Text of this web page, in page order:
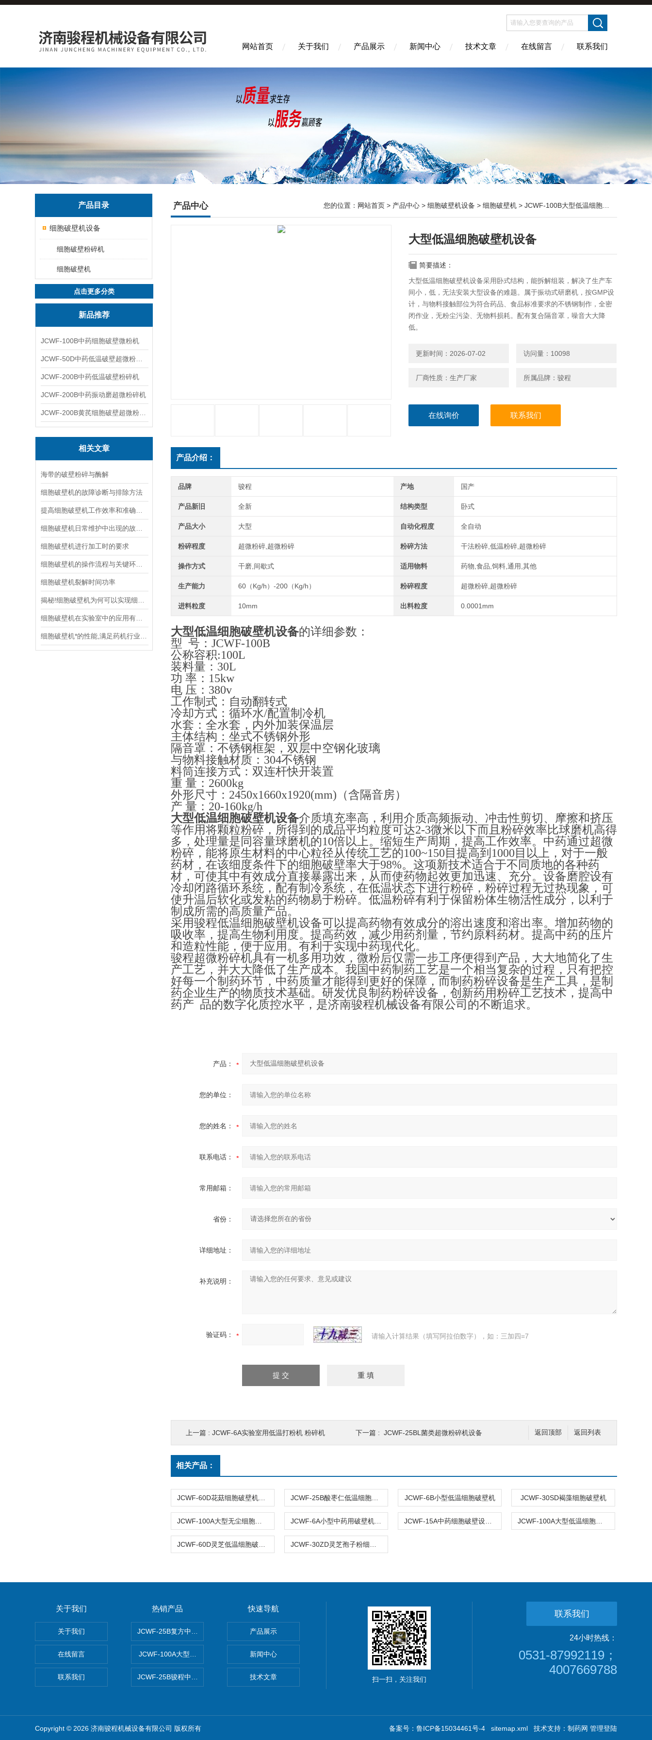
网站首页 关于我们 产品展示 新闻中心 技术文章 在线留言 联系我们
产品目录
细胞破壁机设备
细胞破壁粉碎机
细胞破壁机
点击更多分类
新品推荐
JCWF-100B中药细胞破壁微粉机
JCWF-200B中药低温破壁粉碎机
JCWF-200B中药振动磨超微粉碎机
相关文章
海带的破壁粉碎与酶解
细胞破壁机的故障诊断与排除方法
细胞破壁机进行加工时的要求
细胞破壁机裂解时间功率
产品中心 您的位置： 网站首页 > 产品中心 > 细胞破壁机设备 > 细胞破壁机 > JCWF-100B大型低温细胞破壁机设备
大型低温细胞破壁机设备
简要描述：
大型低温细胞破壁机设备采用卧式结构，能拆解组装，解决了生产车
间小，低，无法安装大型设备的难题。属于振动式研磨机，按GMP设
计，与物料接触部位为符合药品、食品标准要求的不锈钢制作，全密
闭作业，无粉尘污染、无物料损耗。配有复合隔音罩，噪音大大降
低。
更新时间：2026-07-02 访问量：10098
厂商性质：生产厂家 所属品牌：骏程
在线询价 联系我们
产品介绍：
品牌 骏程 产地 国产
产品新旧 全新 结构类型 卧式
产品大小 大型 自动化程度 全自动
粉碎程度 超微粉碎,超微粉碎 粉碎方法 干法粉碎,低温粉碎,超微粉碎
操作方式 干磨,间歇式 适用物料 药物,食品,饲料,通用,其他
生产能力 60（Kg/h）-200（Kg/h） 粉碎程度 超微粉碎,超微粉碎
进料粒度 10mm 出料粒度 0.0001mm
大型低温细胞破壁机设备的详细参数：
型 号：JCWF-100B
公称容积:100L
装料量：30L
功 率：15kw
电 压：380v
工作制式：自动翻转式
冷却方式：循环水/配置制冷机
水套：全水套，内外加装保温层
主体结构：坐式不锈钢外形
隔音罩：不锈钢框架，双层中空钢化玻璃
与物料接触材质：304不锈钢
料筒连接方式：双连杆快开装置
重 量：2600kg
外形尺寸：2450x1660x1920(mm)（含隔音房）
产 量：20-160kg/h
大型低温细胞破壁机设备介质填充率高，利用介质高频振动、冲击性剪切、摩擦和挤压
等作用将颗粒粉碎，所得到的成品平均粒度可达2-3微米以下而且粉碎效率比球磨机高得
多，处理量是同容量球磨机的10倍以上。缩短生产周期，提高工作效率。中药通过超微
粉碎，能将原生材料的中心粒径从传统工艺的100~150目提高到1000目以上，对于一般
药材，在该细度条件下的细胞破壁率大于98%。这项新技术适合于不同质地的各种药
材，可使其中有效成分直接暴露出来，从而使药物起效更加迅速、充分。设备磨腔设有
冷却闭路循环系统，配有制冷系统，在低温状态下进行粉碎，粉碎过程无过热现象，可
使升温后软化或发粘的药物易于粉碎。低温粉碎有利于保留粉体生物活性成分，以利于
制成所需的高质量产品。
采用骏程低温细胞破壁机设备可以提高药物有效成分的溶出速度和溶出率。增加药物的
吸收率，提高生物利用度。提高药效，减少用药剂量，节约原料药材。提高中药的压片
和造粒性能，便于应用。有利于实现中药现代化。
骏程超微粉碎机具有一机多用功效，微粉后仅需一步工序便得到产品，大大地简化了生
产工艺，并大大降低了生产成本。我国中药制药工艺是一个相当复杂的过程，只有把控
好每一个制药环节，中药质量才能得到更好的保障，而制药粉碎设备是生产工具，是制
药企业生产的物质技术基础。研发优良制药粉碎设备，创新药用粉碎工艺技术，提高中
药产 品的数字化质控水平，是济南骏程机械设备有限公司的不断追求。
产品：
您的单位：
您的姓名：
联系电话：
常用邮箱：
省份：
详细地址：
补充说明：
验证码： 请输入计算结果（填写阿拉伯数字），如：三加四=7
返回列表
返回顶部
上一篇 : JCWF-6A实验室用低温打粉机 粉碎机 下一篇 : JCWF-25BL菌类超微粉碎机设备
相关产品：
JCWF-6B小型低温细胞破壁机 JCWF-30SD褐藻细胞破壁机
关于我们
关于我们
在线留言
联系我们
热销产品
JCWF-25B复方中药材超微粉碎机
JCWF-100A大型中药材超微粉碎机设备
JCWF-25B骏程中草药超细粉碎机
快速导航
产品展示
新闻中心
技术文章 扫一扫，关注我们
联系我们
24小时热线：
0531-87992119；
4007669788
Copyright © 2026 济南骏程机械设备有限公司 版权所有 备案号：鲁ICP备15034461号-4 sitemap.xml 技术支持： 制药网 管理登陆